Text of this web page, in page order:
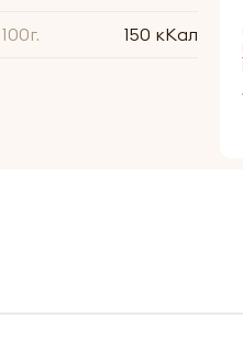
150 кКал